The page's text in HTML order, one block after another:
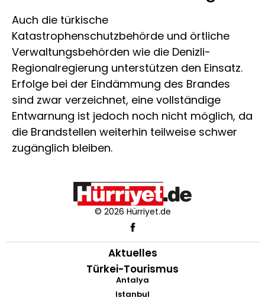
Auch die türkische
Katastrophenschutzbehörde und örtliche
Verwaltungsbehörden wie die Denizli-
Regionalregierung unterstützen den Einsatz.
Erfolge bei der Eindämmung des Brandes
sind zwar verzeichnet, eine vollständige
Entwarnung ist jedoch noch nicht möglich, da
die Brandstellen weiterhin teilweise schwer
zugänglich bleiben.
© 2026 Hürriyet.de
Aktuelles
Türkei-Tourismus
Antalya
Istanbul